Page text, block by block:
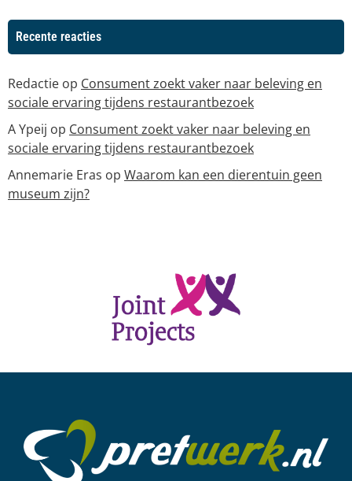
Recente reacties
Redactie op Consument zoekt vaker naar beleving en
sociale ervaring tijdens restaurantbezoek
A Ypeij op Consument zoekt vaker naar beleving en
sociale ervaring tijdens restaurantbezoek
Annemarie Eras op Waarom kan een dierentuin geen
museum zijn?